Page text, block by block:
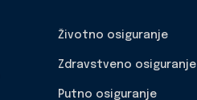
Životno osiguranje
Zdravstveno osiguranje
Putno osiguranje